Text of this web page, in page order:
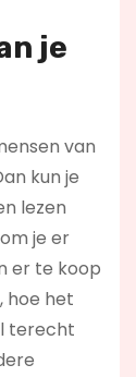
je
van
kun je
lezen
je er
er te koop
hoe het
terecht